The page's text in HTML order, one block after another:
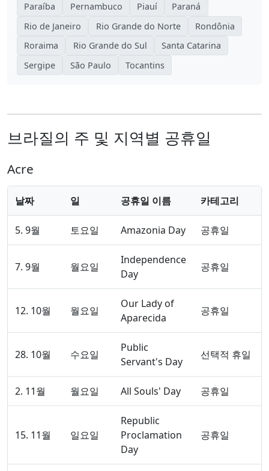
Paraíba
Pernambuco Piauí
Paraná
Rio de Janeiro
Rio Grande do Norte
Rondônia
Roraima
Rio Grande do Sul
Santa Catarina
Sergipe
São Paulo Tocantins
브라질의 주 및 지역별 공휴일
Acre
날짜 일 공휴일 이름 카테고리
5. 9월 토요일 Amazonia Day 공휴일
7. 9월 월요일
Independence
Day
공휴일
12. 10월 월요일
Our Lady of
Aparecida
공휴일
28. 10월 수요일
Public
Servant's Day
선택적 휴일
2. 11월 월요일 All Souls' Day 공휴일
15. 11월 일요일
Republic
Proclamation
Day
공휴일